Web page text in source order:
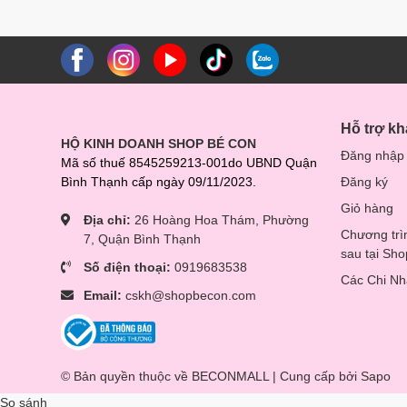
- Sau khi mở nắp: Bảo quản lạnh men BioAmicus ở
HỘ KINH DOANH SHOP BÉ CON
Mã số thuế 8545259213-001do UBND Quận
Bình Thạnh cấp ngày 09/11/2023.
Địa chỉ: 26 Hoàng Hoa Thám, Phường
7, Quận Bình Thạnh
Số điện thoại: 0919683538
Email: cskh@shopbecon.com
Hỗ trợ
Đăng nhập
Đăng ký
Giỏ hàng
Chương
sau tại
Các Chi
© Bản quyền thuộc về BECONMALL | Cung cấp bởi Sapo
So sánh